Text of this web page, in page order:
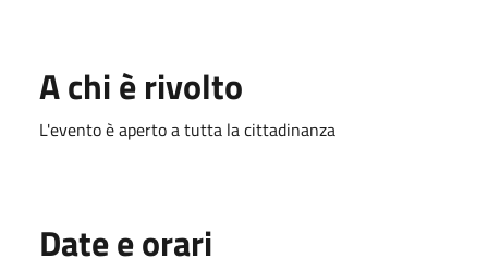
A chi è rivolto
L'evento è aperto a tutta la cittadinanza
Date e orari